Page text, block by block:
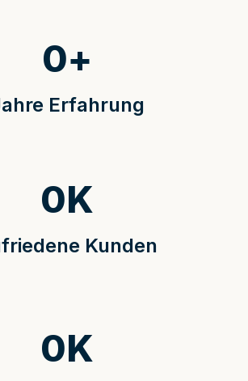
Erfahrung
0+
Kunden
0K
0K